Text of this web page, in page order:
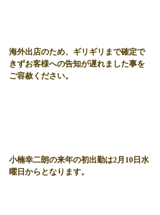
海外出店のため、ギリギリまで確定で
きずお客様への告知が遅れました事を
ご容赦ください。
小楠幸二朗の来年の初出勤は2月10日水
曜日からとなります。